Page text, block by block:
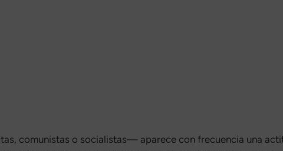
comunistas o socialistas— aparece con frecuencia una